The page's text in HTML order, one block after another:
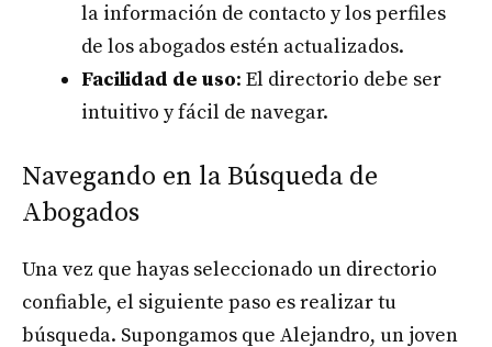
la información de contacto y los perfiles
de los abogados estén actualizados.
Facilidad de uso: El directorio debe ser
intuitivo y fácil de navegar.
Navegando en la Búsqueda de
Abogados
Una vez que hayas seleccionado un directorio
confiable, el siguiente paso es realizar tu
búsqueda. Supongamos que Alejandro, un joven